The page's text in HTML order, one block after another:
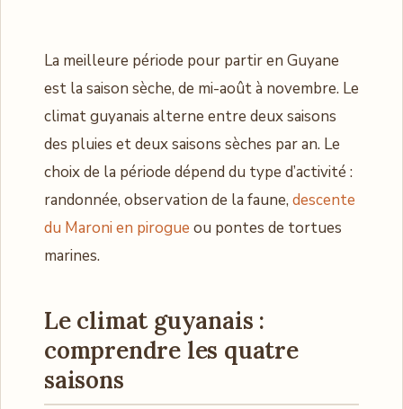
La meilleure période pour partir en Guyane
est la saison sèche, de mi-août à novembre. Le
climat guyanais alterne entre deux saisons
des pluies et deux saisons sèches par an. Le
choix de la période dépend du type d’activité :
randonnée, observation de la faune, descente
du Maroni en pirogue ou pontes de tortues
marines.
Le climat guyanais :
comprendre les quatre
saisons